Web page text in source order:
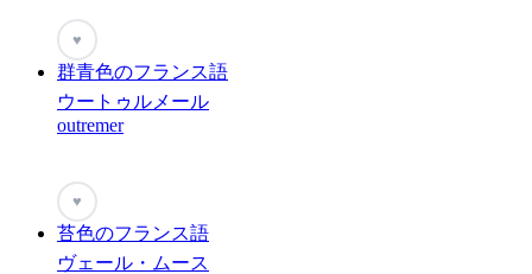
♥
群青色のフランス語
ウートゥルメール
outremer
♥
苔色のフランス語
ヴェール・ムース